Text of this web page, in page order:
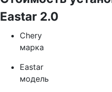
Eastar 2.0
Chery
марка
Eastar
модель